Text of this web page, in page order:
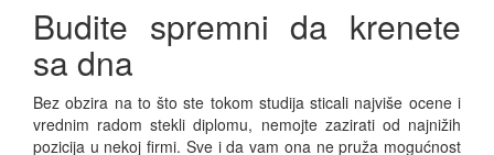
Budite spremni da krenete
sa dna
Bez obzira na to što ste tokom studija sticali najviše ocene i
vrednim radom stekli diplomu, nemojte zazirati od najnižih
pozicija u nekoj firmi. Sve i da vam ona ne pruža mogućnost